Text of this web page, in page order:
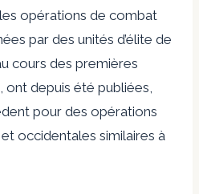
opérations de combat
par des unités d’élite de
cours des premières
ont depuis été publiées,
pour des opérations
occidentales similaires à